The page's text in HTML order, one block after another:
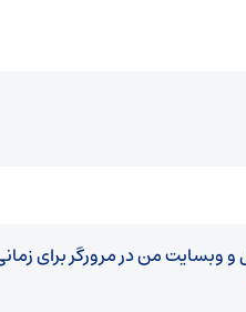
و وبسایت من در مرورگر برای